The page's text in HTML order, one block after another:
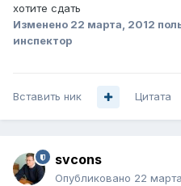
хотите сдать
Изменено 22 марта, 2012
инспектор
Вставить ник Цитата
svcons
Опубликовано 22